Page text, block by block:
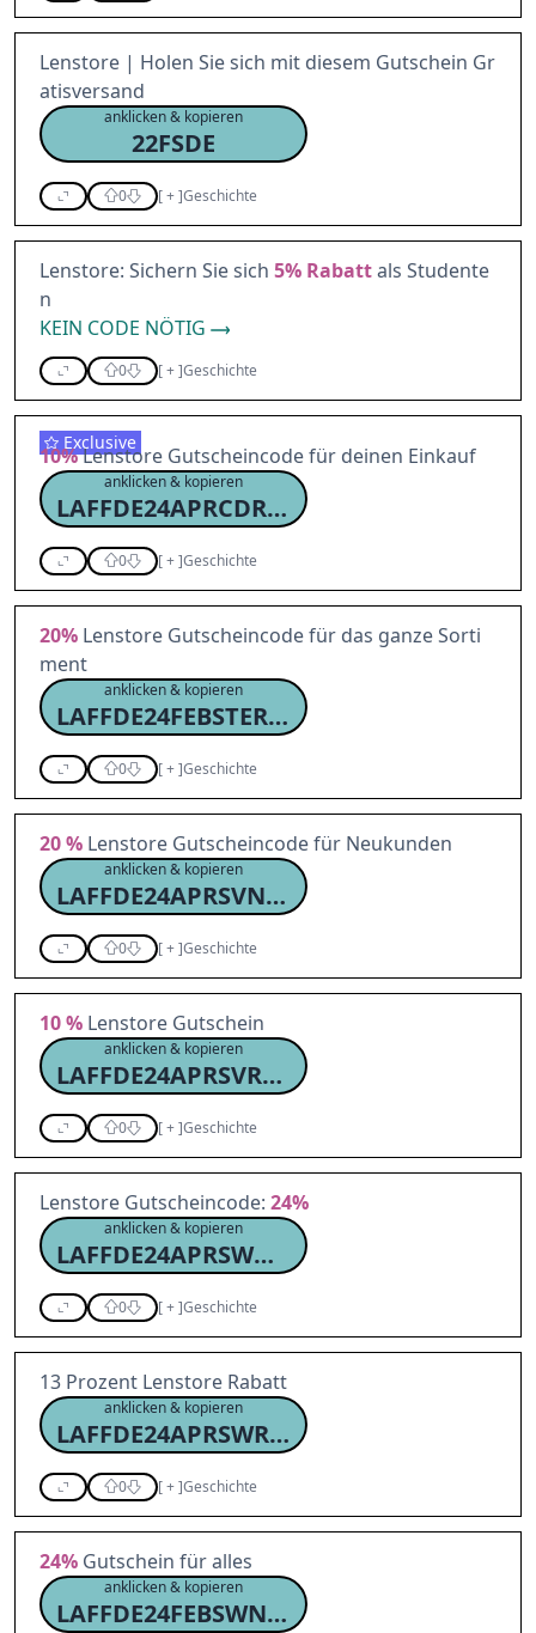
Lenstore | Holen Sie sich mit diesem Gutschein Gr
atisversand
anklicken & kopieren
22FSDE
0 [+]Geschichte
Lenstore: Sichern Sie sich 5% Rabattals Studente
n
KEIN CODE NÖTIG
0 [+]Geschichte
Exclusive
10%Lenstore Gutscheincode für deinen Einkauf
anklicken & kopieren
LAFFDE24APRCDRC10
0 [+]Geschichte
20% Lenstore Gutscheincode für das ganze Sorti
ment
anklicken & kopieren
LAFFDE24FEBSTERNC20
0 [+]Geschichte
20 % Lenstore Gutscheincode für Neukunden
anklicken & kopieren
LAFFDE24APRSVNC20
0 [+]Geschichte
10 % Lenstore Gutschein
anklicken & kopieren
LAFFDE24APRSVRC10
0 [+]Geschichte
Lenstore Gutscheincode: 24%
anklicken & kopieren
LAFFDE24APRSWNC24
0 [+]Geschichte
13 Prozent Lenstore Rabatt
anklicken & kopieren
LAFFDE24APRSWRC13
0 [+]Geschichte
24% Gutschein für alles
anklicken & kopieren
LAFFDE24FEBSWNC24